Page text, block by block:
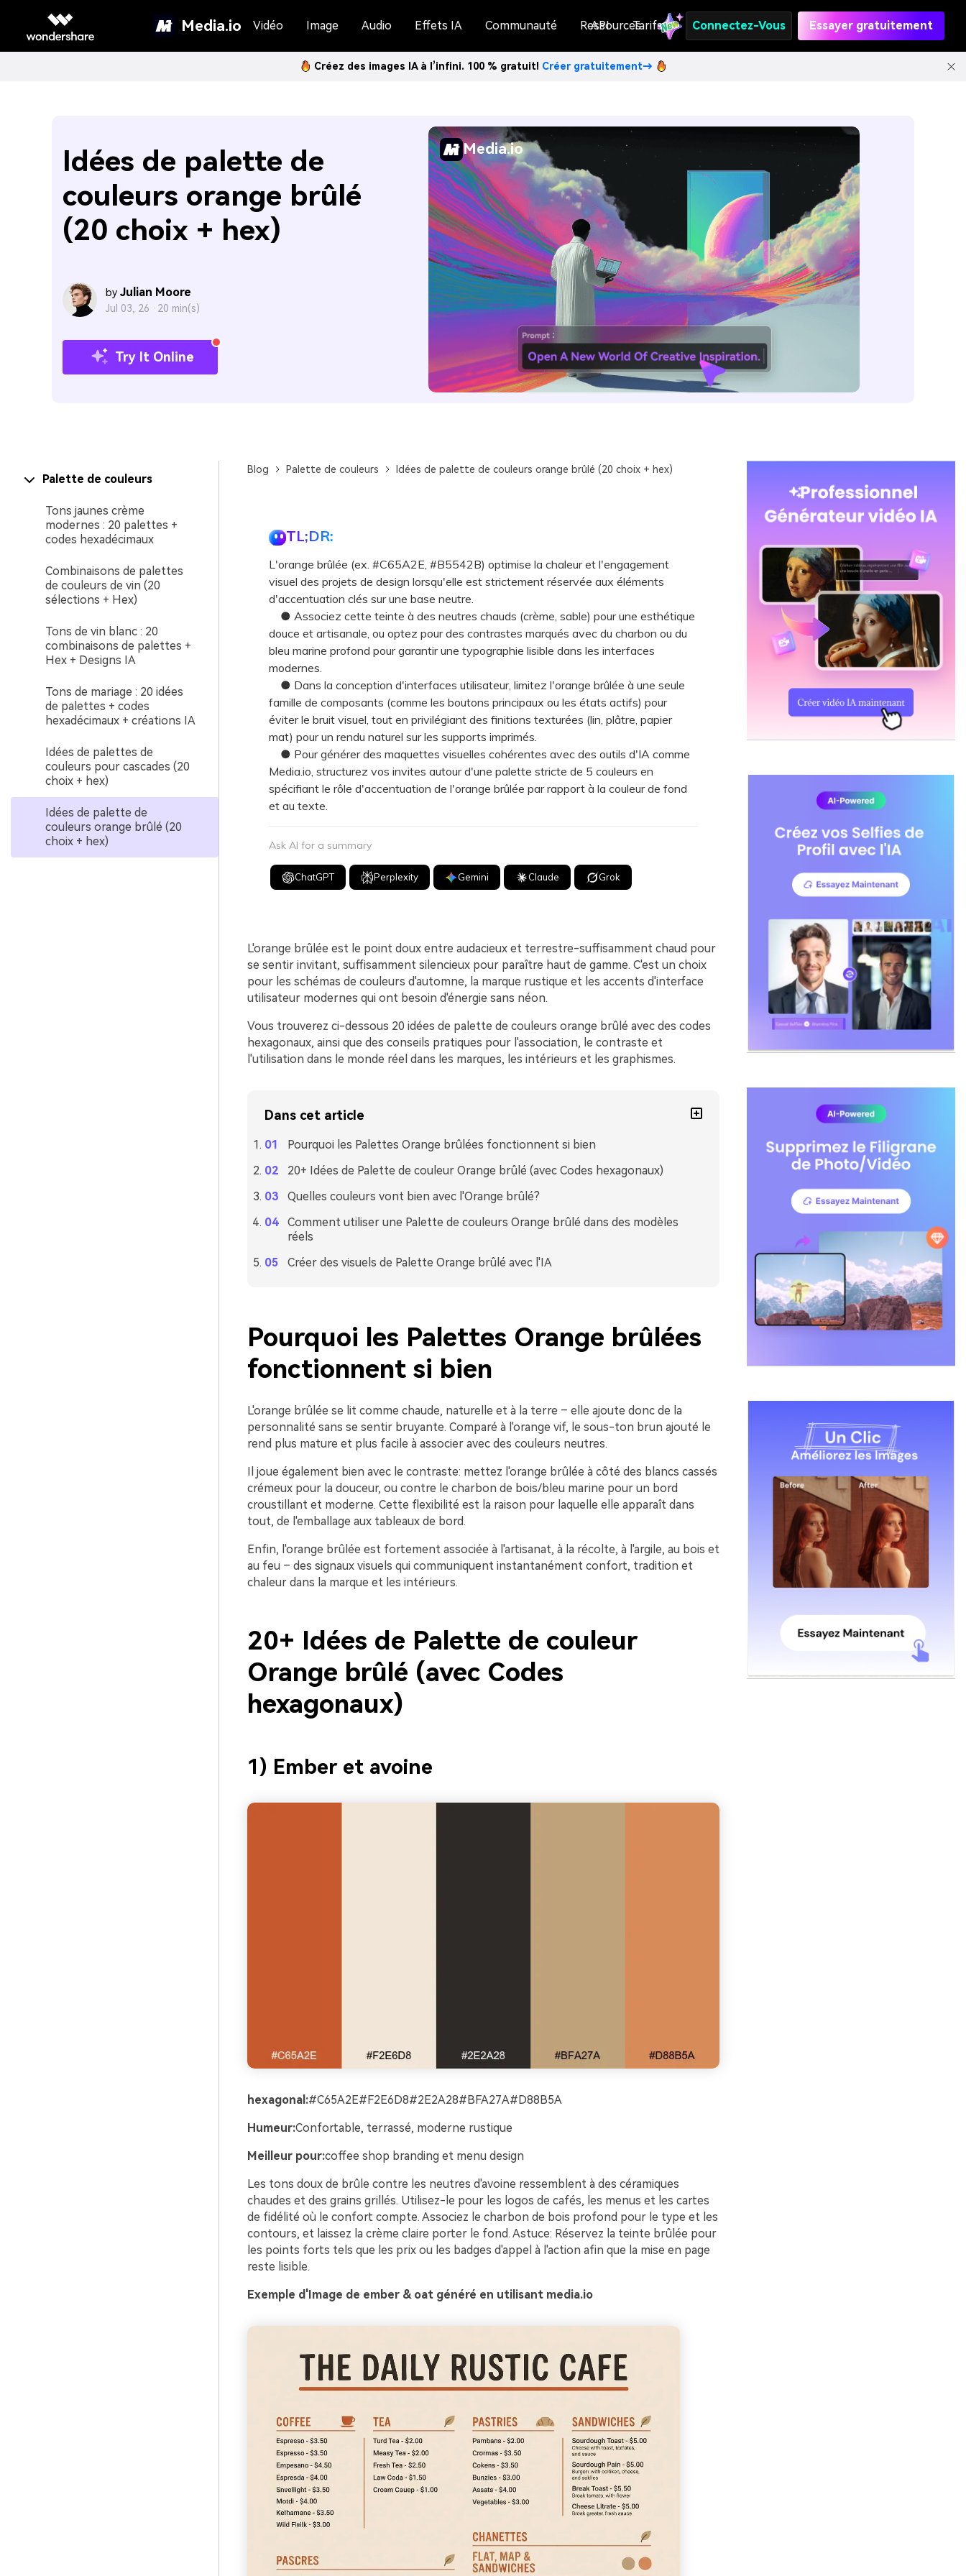
Media.io Vidéo Image Audio Effets IA Communauté Ressources
API Tarifs Connectez-Vous Essayer gratuitement
Créez des images IA à l’infini. 100 % gratuit! Créer gratuitement→
Idées de palette de
couleurs orange brûlé
(20 choix + hex)
by Julian Moore
Jul 03, 26 · 20 min(s)
Try It Online
Media.io
Palette de couleurs
Tons jaunes crème
modernes : 20 palettes +
codes hexadécimaux
Combinaisons de palettes
de couleurs de vin (20
sélections + Hex)
Tons de vin blanc : 20
combinaisons de palettes +
Hex + Designs IA
Tons de mariage : 20 idées
de palettes + codes
hexadécimaux + créations IA
Idées de palettes de
couleurs pour cascades (20
choix + hex)
Idées de palette de
couleurs orange brûlé (20
choix + hex)
Blog Palette de couleurs Idées de palette de couleurs orange brûlé (20 choix + hex)
TL;DR:
L'orange brûlée (ex. #C65A2E, #B5542B) optimise la chaleur et l'engagement
visuel des projets de design lorsqu'elle est strictement réservée aux éléments
d'accentuation clés sur une base neutre.
● Associez cette teinte à des neutres chauds (crème, sable) pour une esthétique
douce et artisanale, ou optez pour des contrastes marqués avec du charbon ou du
bleu marine profond pour garantir une typographie lisible dans les interfaces
modernes.
● Dans la conception d'interfaces utilisateur, limitez l'orange brûlée à une seule
famille de composants (comme les boutons principaux ou les états actifs) pour
éviter le bruit visuel, tout en privilégiant des finitions texturées (lin, plâtre, papier
mat) pour un rendu naturel sur les supports imprimés.
● Pour générer des maquettes visuelles cohérentes avec des outils d'IA comme
Media.io, structurez vos invites autour d'une palette stricte de 5 couleurs en
spécifiant le rôle d'accentuation de l'orange brûlée par rapport à la couleur de fond
et au texte.
Ask AI for a summary
ChatGPT Perplexity Gemini Claude Grok
L'orange brûlée est le point doux entre audacieux et terrestre-suffisamment chaud pour
se sentir invitant, suffisamment silencieux pour paraître haut de gamme. C'est un choix
pour les schémas de couleurs d'automne, la marque rustique et les accents d'interface
utilisateur modernes qui ont besoin d'énergie sans néon.
Vous trouverez ci-dessous 20 idées de palette de couleurs orange brûlé avec des codes
hexagonaux, ainsi que des conseils pratiques pour l'association, le contraste et
l'utilisation dans le monde réel dans les marques, les intérieurs et les graphismes.
Dans cet article
Pourquoi les Palettes Orange brûlées fonctionnent si bien
20+ Idées de Palette de couleur Orange brûlé (avec Codes hexagonaux)
Quelles couleurs vont bien avec l'Orange brûlé?
Comment utiliser une Palette de couleurs Orange brûlé dans des modèles
réels
Créer des visuels de Palette Orange brûlé avec l'IA
Pourquoi les Palettes Orange brûlées
fonctionnent si bien
L'orange brûlée se lit comme chaude, naturelle et à la terre – elle ajoute donc de la
personnalité sans se sentir bruyante. Comparé à l'orange vif, le sous-ton brun ajouté le
rend plus mature et plus facile à associer avec des couleurs neutres.
Il joue également bien avec le contraste: mettez l'orange brûlée à côté des blancs cassés
crémeux pour la douceur, ou contre le charbon de bois/bleu marine pour un bord
croustillant et moderne. Cette flexibilité est la raison pour laquelle elle apparaît dans
tout, de l'emballage aux tableaux de bord.
Enfin, l'orange brûlée est fortement associée à l'artisanat, à la récolte, à l'argile, au bois et
au feu – des signaux visuels qui communiquent instantanément confort, tradition et
chaleur dans la marque et les intérieurs.
20+ Idées de Palette de couleur
Orange brûlé (avec Codes
hexagonaux)
1) Ember et avoine
hexagonal:#C65A2E#F2E6D8#2E2A28#BFA27A#D88B5A
Humeur:Confortable, terrassé, moderne rustique
Meilleur pour:coffee shop branding et menu design
Les tons doux de brûle contre les neutres d'avoine ressemblent à des céramiques
chaudes et des grains grillés. Utilisez-le pour les logos de cafés, les menus et les cartes
de fidélité où le confort compte. Associez le charbon de bois profond pour le type et les
contours, et laissez la crème claire porter le fond. Astuce: Réservez la teinte brûlée pour
les points forts tels que les prix ou les badges d'appel à l'action afin que la mise en page
reste lisible.
Exemple d'Image de ember & oat généré en utilisant media.io